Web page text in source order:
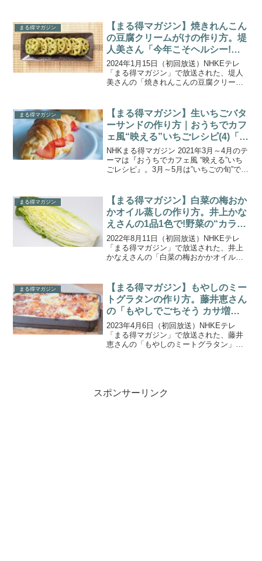
コール放送です）時短料理研究家・若菜
まり...
まる得マガジン
【まる得マガジン】焼きれんこん
の豆腐クリームがけの作り方。堤
人美さん「今年こそヘルシー!と
うふ七変化」。
2024年1月15日（初回放送）NHKEテレ
「まる得マガジン」で放送された、堤人
美さんの「焼きれんこんの豆腐クリーム
リエーションで紹介する、堤人美さんの
「今年こそヘルシ...
まる得マガジン
【まる得マガジン】生いちごバタ
ーサンドの作り方｜おうちでカフ
ェ風“映える”いちごレシピ(4)「い
ちごサンド」
NHKまる得マガジン 2021年3月～4月のテ
ーマは『おうちでカフェ風 “映える”いち
ごレシピ』。3月～5月は”いちごの旬”で、
季節に、バリエーション豊かな「いちご
を味...
まる得マガジン
【まる得マガジン】白菜の梅おか
かオイル蒸しの作り方。井上かな
えさんの1品1色で!野菜の“カラフ
ル”つくりおき
2022年8月11日（初回放送）NHKEテレ
「まる得マガジン」で放送された、井上
かなえさんの「白菜の梅おかかオイル蒸
き”を８回にわたって紹介する『1品1色で!
野菜の“カ...
まる得マガジン
【まる得マガジン】もやしのミー
トグラタンの作り方。藤井恵さん
の「もやしでごちそう カサ増し
グルメ」。
2023年4月6日（初回放送）NHKEテレ
「まる得マガジン」で放送された、藤井
恵さんの「もやしのミートグラタン」の
スポンサーリンク